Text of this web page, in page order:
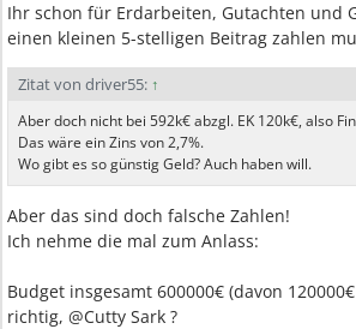
Ihr schon für Erdarbeiten, Gutachten und
einen kleinen 5-stelligen Beitrag zahlen
Zitat von driver55: ↑
Aber doch nicht bei 592k€ abzgl. EK 120k€, also
Das wäre ein Zins von 2,7%.
Wo gibt es so günstig Geld? Auch haben will.
Aber das sind doch falsche Zahlen!
Ich nehme die mal zum Anlass:
Budget insgesamt 600000€ (davon
richtig, @Cutty Sark ?